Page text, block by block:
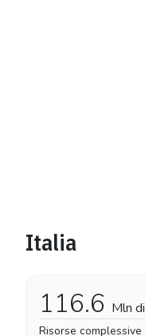
Italia
116.6 Mln di
Risorse complessive